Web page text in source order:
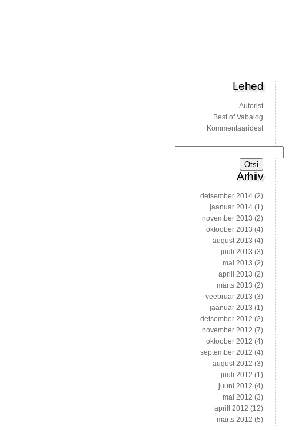
Lehed
Autorist
Best of Vabalog
Kommentaaridest
Arhiiv
detsember 2014 (2)
jaanuar 2014 (1)
november 2013 (2)
oktoober 2013 (4)
august 2013 (4)
juuli 2013 (3)
mai 2013 (2)
aprill 2013 (2)
märts 2013 (2)
veebruar 2013 (3)
jaanuar 2013 (1)
detsember 2012 (2)
november 2012 (7)
oktoober 2012 (4)
september 2012 (4)
august 2012 (3)
juuli 2012 (1)
juuni 2012 (4)
mai 2012 (3)
aprill 2012 (12)
märts 2012 (5)